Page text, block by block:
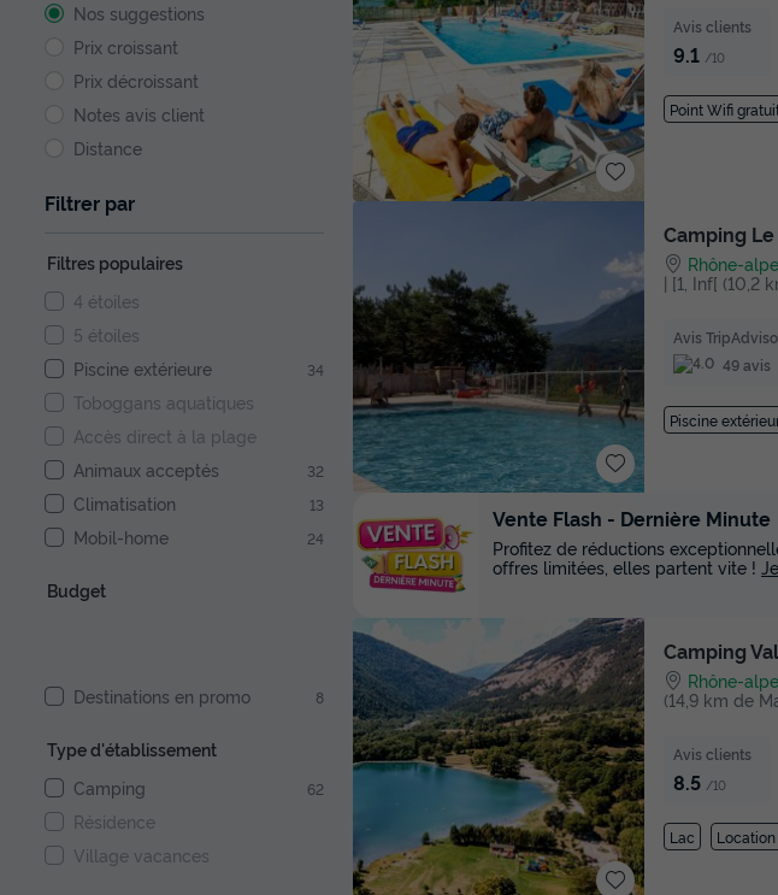
Nos suggestions
Prix croissant
Prix décroissant
Notes avis client
Distance
Filtrer par
Filtres populaires
4 étoiles
5 étoiles
Piscine extérieure
34
Toboggans aquatiques
Accès direct à la plage
Animaux acceptés
32
Climatisation 13
Mobil-home 24
Budget
Destinations en promo 8
Type d'établissement
Camping
62
Résidence
Village vacances
Avis clients
9.1 /10
Point Wifi
Camping
Rhône-
| [1, Inf[ (10,2
Avis
49 avis
Piscine
Camping
Rhône-
(14,9 km de
Avis clients
8.5 /10
Lac
Vente Flash - Dernière Minute
Profitez de réductions
offres limitées, elles partent vite !